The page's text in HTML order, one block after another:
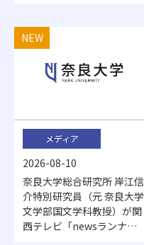
メディア
NEW
2026-08-10
奈良大学総合研究所 岸江信
介特別研究員（元 奈良大学
文学部国文学科教授）が関
西テレビ「newsランナ